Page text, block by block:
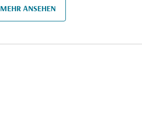
MEHR ANSEHEN